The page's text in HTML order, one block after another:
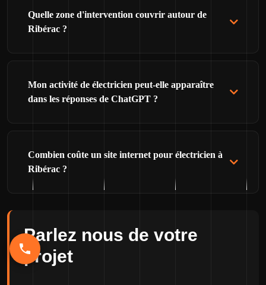
Quelle zone d'intervention couvrir autour de
Ribérac ?
Mon activité de électricien peut-elle apparaître
dans les réponses de ChatGPT ?
Combien coûte un site internet pour électricien à
Ribérac ?
Parlez nous de votre
projet